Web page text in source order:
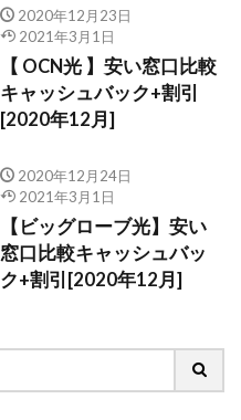
2020年12月23日
2021年3月1日
【 OCN光 】安い窓口比較
キャッシュバック+割引
[2020年12月]
2020年12月24日
2021年3月1日
【ビッグローブ光】安い
窓口比較キャッシュバッ
ク+割引[2020年12月]